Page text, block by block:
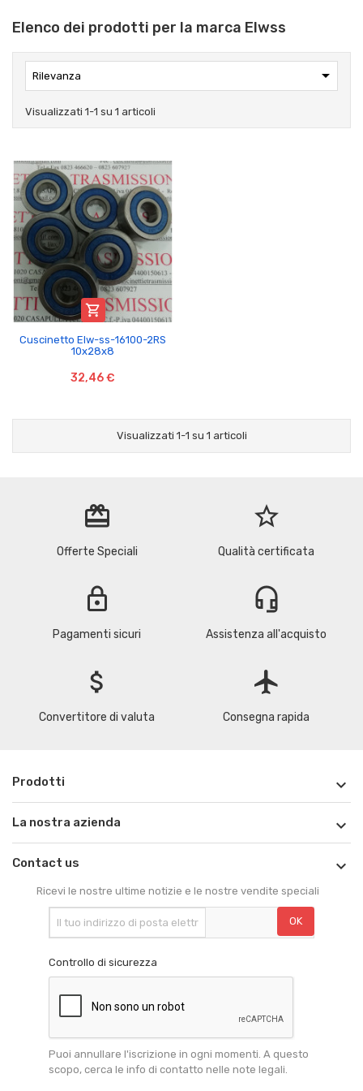
Elenco dei prodotti per la marca Elwss
Rilevanza 
Visualizzati 1-1 su 1 articoli

Cuscinetto Elw-ss-16100-2RS
10x28x8
32,46 €
Visualizzati 1-1 su 1 articoli
redeem
Offerte Speciali
star_border
Qualità certificata
lock
Pagamenti sicuri
headset_mic
Assistenza all'acquisto
attach_money
Convertitore di valuta
flight
Consegna rapida
Prodotti 
La nostra azienda 
Contact us 
Ricevi le nostre ultime notizie e le nostre vendite speciali
Controllo di sicurezza
Puoi annullare l'iscrizione in ogni momenti. A questo
scopo, cerca le info di contatto nelle note legali.